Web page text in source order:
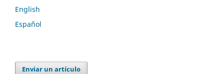
English
Español
Enviar un artículo